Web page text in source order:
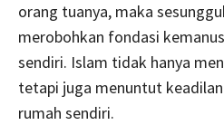
orang tuanya, maka
merobohkan fondasi
sendiri. Islam tidak hanya
tetapi juga menuntut
rumah sendiri.